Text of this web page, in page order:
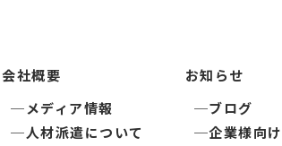
会社概要
メディア情報
人材派遣について
お知らせ
ブログ
企業様向